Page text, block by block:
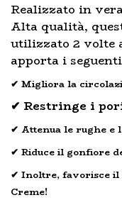
Realizzato in
Alta qualità,
utilizzato 2 volte
apporta i
✔ Migliora la
✔ Restringe i
✔ Attenua le rughe e
✔ Riduce il gonfiore
✔ Inoltre, favorisce il
Creme!